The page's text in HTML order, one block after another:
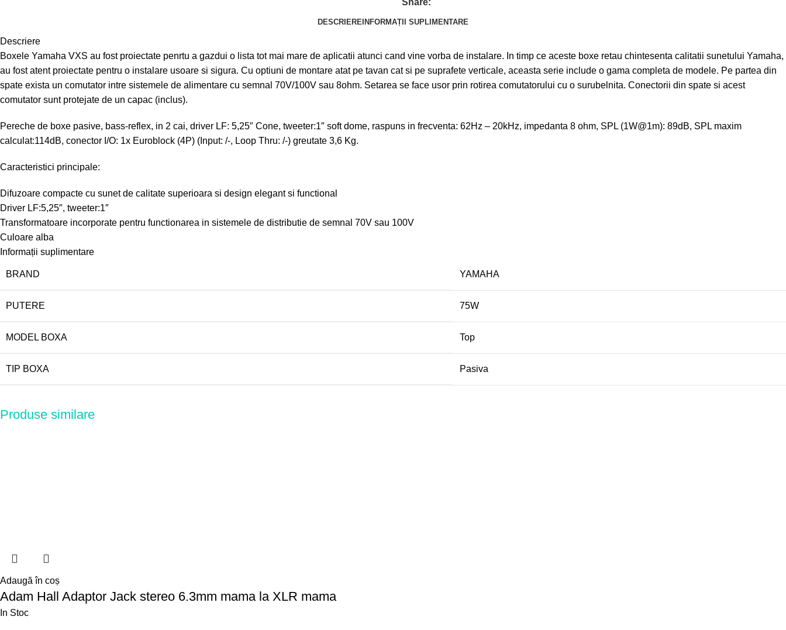
Share:
DESCRIEREINFORMAȚII SUPLIMENTARE
Descriere
Boxele Yamaha VXS au fost proiectate penrtu a gazdui o lista tot mai mare de aplicatii atunci cand vine vorba de instalare. In timp ce aceste boxe retau chintesenta calitatii sunetului Yamaha,
au fost atent proiectate pentru o instalare usoare si sigura. Cu optiuni de montare atat pe tavan cat si pe suprafete verticale, aceasta serie include o gama completa de modele. Pe partea din
spate exista un comutator intre sistemele de alimentare cu semnal 70V/100V sau 8ohm. Setarea se face usor prin rotirea comutatorului cu o surubelnita. Conectorii din spate si acest
comutator sunt protejate de un capac (inclus).
Pereche de boxe pasive, bass-reflex, in 2 cai, driver LF: 5,25″ Cone, tweeter:1″ soft dome, raspuns in frecventa: 62Hz – 20kHz, impedanta 8 ohm, SPL (1W@1m): 89dB, SPL maxim
calculat:114dB, conector I/O: 1x Euroblock (4P) (Input: /-, Loop Thru: /-) greutate 3,6 Kg.
Caracteristici principale:
Difuzoare compacte cu sunet de calitate superioara si design elegant si functional
Driver LF:5,25″, tweeter:1″
Transformatoare incorporate pentru functionarea in sistemele de distributie de semnal 70V sau 100V
Culoare alba
Informații suplimentare
BRAND YAMAHA
PUTERE 75W
MODEL BOXA Top
TIP BOXA Pasiva
Produse similare
Adaugă în coș
Adam Hall Adaptor Jack stereo 6.3mm mama la XLR mama
In Stoc